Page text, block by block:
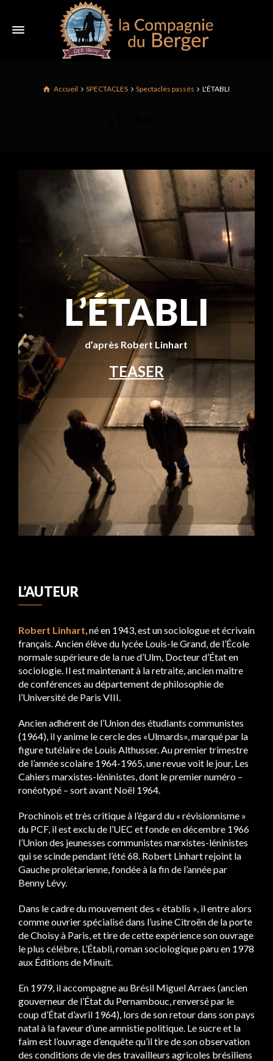
Accueil SPECTACLES Spectacles passés L'ÉTABLI
L’ÉTABLI
d’après Robert Linhart
TEASER
L’AUTEUR
Robert Linhart, né en 1943, est un sociologue et écrivain
français. Ancien élève du lycée Louis-le Grand, de l’École
normale supérieure de la rue d’Ulm, Docteur d’État en
sociologie. Il est maintenant à la retraite, ancien maître
de conférences au département de philosophie de
l’Université de Paris VIII.
Ancien adhérent de l’Union des étudiants communistes
(1964), il y anime le cercle des «Ulmards», marqué par la
figure tutélaire de Louis Althusser. Au premier trimestre
de l’année scolaire 1964-1965, une revue voit le jour, Les
Cahiers marxistes-léninistes, dont le premier numéro –
ronéotypé – sort avant Noël 1964.
Prochinois et très critique à l’égard du « révisionnisme »
du PCF, il est exclu de l’UEC et fonde en décembre 1966
l’Union des jeunesses communistes marxistes-léninistes
qui se scinde pendant l’été 68. Robert Linhart rejoint la
Gauche prolétarienne, fondée à la fin de l’année par
Benny Lévy.
Dans le cadre du mouvement des « établis », il entre alors
comme ouvrier spécialisé dans l’usine Citroën de la porte
de Choisy à Paris, et tire de cette expérience son ouvrage
le plus célèbre, L’Établi, roman sociologique paru en 1978
aux Éditions de Minuit.
En 1979, il accompagne au Brésil Miguel Arraes (ancien
gouverneur de l’État du Pernambouc, renversé par le
coup d’État d’avril 1964), lors de son retour dans son pays
natal à la faveur d’une amnistie politique. Le sucre et la
faim est l’ouvrage d’enquête qu’il tire de son observation
des conditions de vie des travailleurs agricoles brésiliens